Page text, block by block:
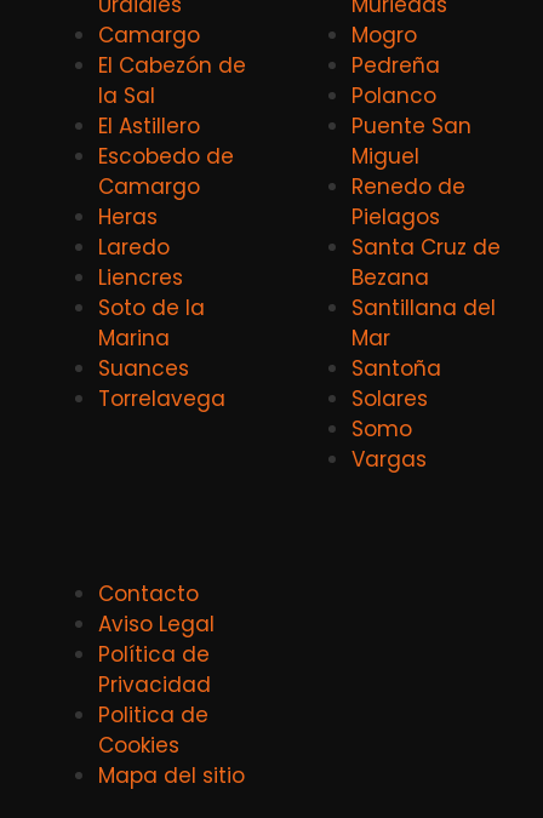
Camargo
El Cabezón de
la Sal
El Astillero
Escobedo de
Camargo
Heras
Laredo
Liencres
Soto de la
Marina
Suances
Torrelavega
Mogro
Pedreña
Polanco
Puente San
Miguel
Renedo de
Pielagos
Santa Cruz de
Bezana
Santillana del
Mar
Santoña
Solares
Somo
Vargas
Contacto
Aviso Legal
Política de
Privacidad
Politica de
Cookies
Mapa del sitio